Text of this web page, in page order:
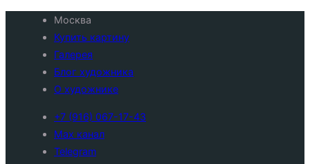
года
But
2024»
Москва
Купить картину
Галерея
Блог художника
О художнике
+7 (916) 067-17-43
Max канал
Telegram